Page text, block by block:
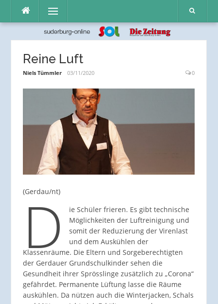
Inhalt
Menü
Reine Luft
Niels Tümmler 03/11/2020 0
(Gerdau/nt)
D
ie Schüler frieren. Es gibt technische
Möglichkeiten der Luftreinigung und
somit der Reduzierung der Virenlast
und dem Auskühlen der
Klassenräume. Die Eltern und Sorgeberechtigten
der Gerdauer Grundschulkinder sehen die
Gesundheit ihrer Sprösslinge zusätzlich zu „Corona“
gefährdet. Permanente Lüftung lasse die Räume
auskühlen. Da nützen auch die Winterjacken, Schals